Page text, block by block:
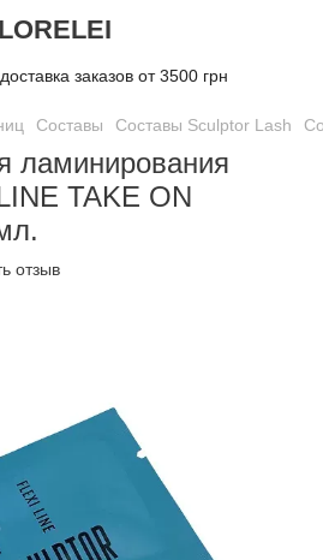
LORELEI
заказов от 3500 грн
Составы Составы Sculptor Lash
ламинирования
TAKE ON
отзыв